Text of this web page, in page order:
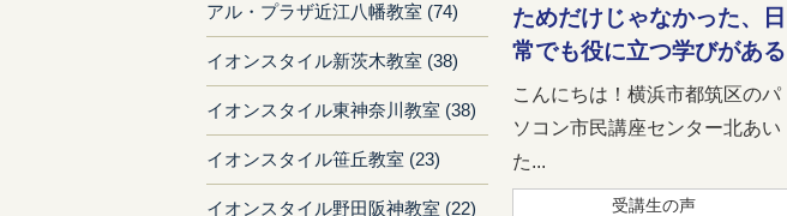
ためだけじゃなかった、日
常でも役に立つ学びがある
こんにちは！横浜市都筑区のパ
ソコン市民講座センター北あい
た...
受講生の声
アル・プラザ近江八幡教室 (74)
イオンスタイル新茨木教室 (38)
イオンスタイル東神奈川教室 (38)
イオンスタイル笹丘教室 (23)
イオンスタイル野田阪神教室 (22)